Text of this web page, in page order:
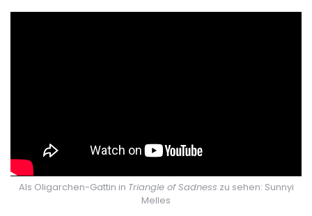
Als Oligarchen-Gattin in Triangle of Sadness zu sehen: Sunnyi
Melles